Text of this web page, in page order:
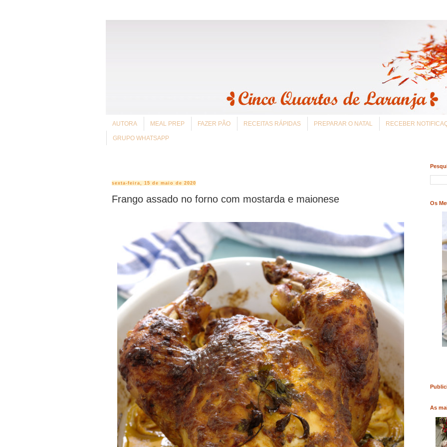
AUTORA MEAL PREP FAZER PÃO RECEITAS RÁPIDAS PREPARAR O NATAL RECEBER
GRUPO WHATSAPP
sexta-feira, 15 de maio de 2020
Frango assado no forno com mostarda e maionese Os
COMPRAR LIVRO COMPRAR LIVRO COMPRAR LIVRO
As